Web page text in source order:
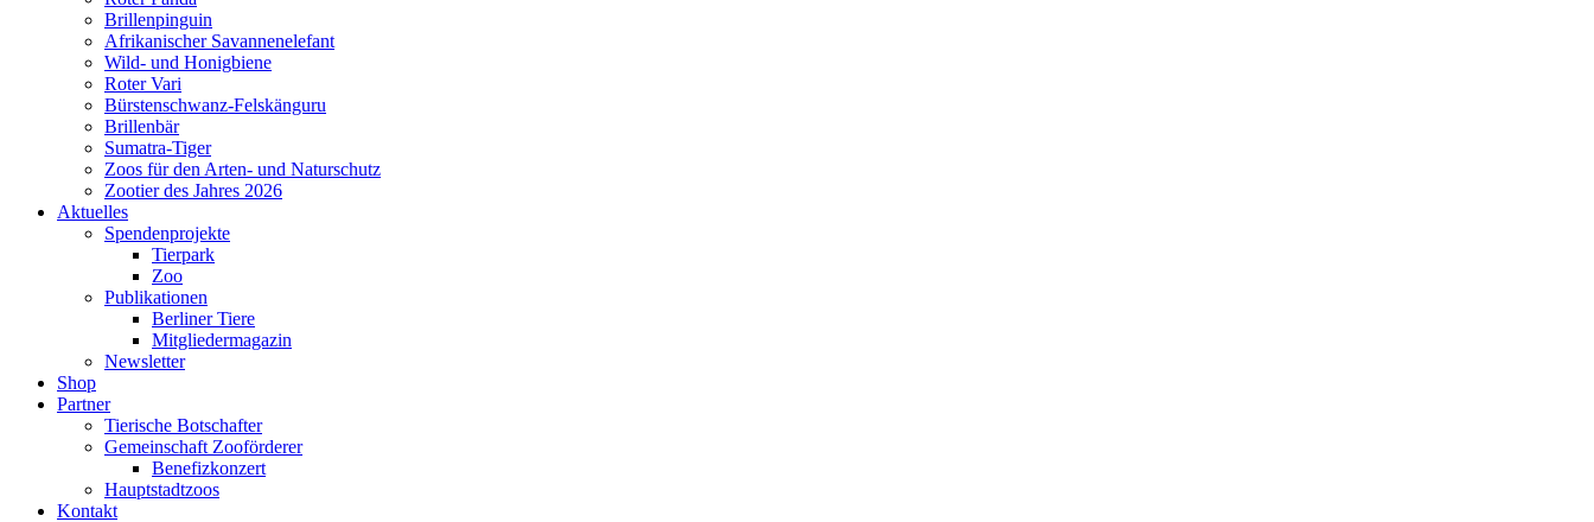
Brillenpinguin
Afrikanischer Savannenelefant
Wild- und Honigbiene
Roter Vari
Bürstenschwanz-Felskänguru
Brillenbär
Sumatra-Tiger
Zoos für den Arten- und Naturschutz
Zootier des Jahres 2026
Aktuelles
Spendenprojekte
Tierpark
Zoo
Publikationen
Berliner Tiere
Mitgliedermagazin
Newsletter
Shop
Partner
Tierische Botschafter
Gemeinschaft Zooförderer
Benefizkonzert
Hauptstadtzoos
Kontakt